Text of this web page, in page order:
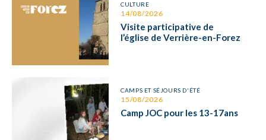
CULTURE
14/08/2026
Visite participative de
l’église de Verrière-en-Forez
CAMPS ET SÉJOURS D'ÉTÉ
15/08/2026
Camp JOC pour les 13-17ans